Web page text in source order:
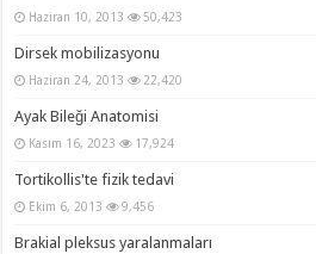
Haziran 10, 2013 50,423
Dirsek mobilizasyonu
Haziran 24, 2013 22,420
Ayak Bileği Anatomisi
Kasım 16, 2023 17,924
Tortikollis'te fizik tedavi
Ekim 6, 2013 9,456
Brakial pleksus yaralanmaları